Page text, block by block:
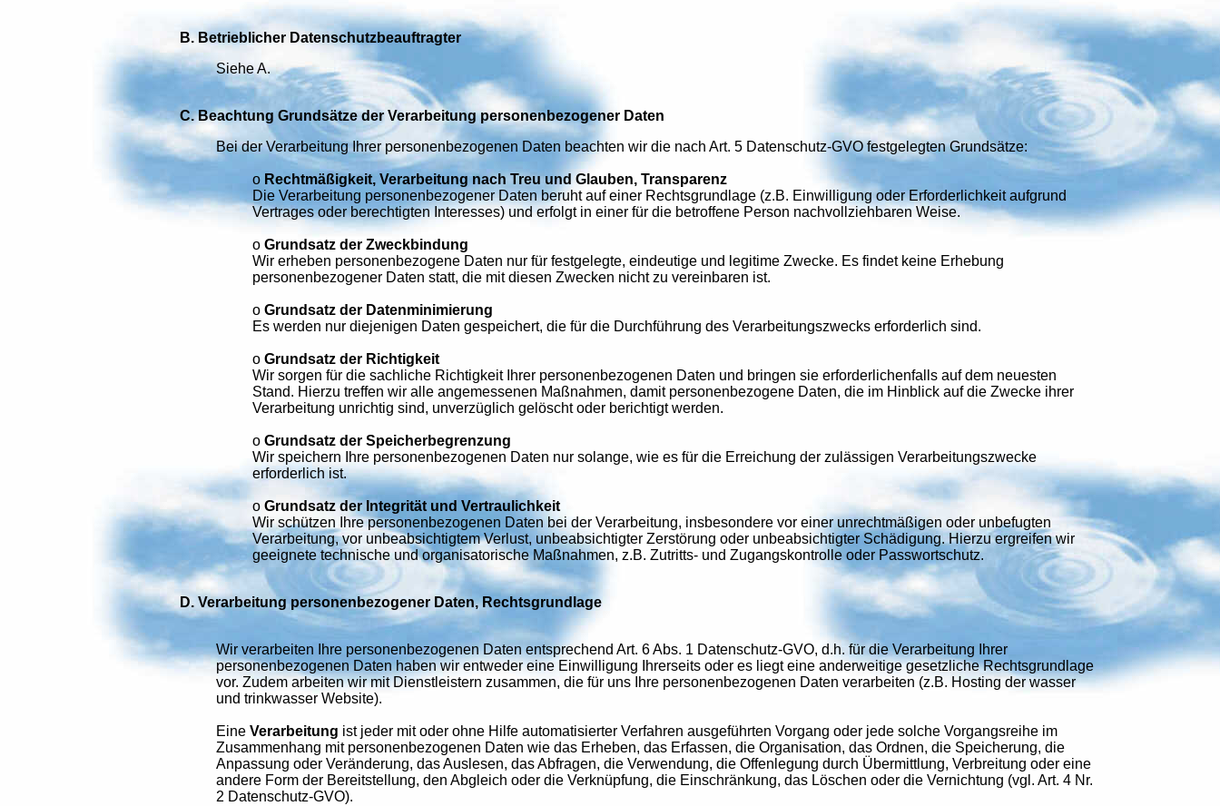
B. Betrieblicher Datenschutzbeauftragter
Siehe A.
C. Beachtung Grundsätze der Verarbeitung personenbezogener Daten
Bei der Verarbeitung Ihrer personenbezogenen Daten beachten wir die nach Art. 5 Datenschutz-GVO festgelegten Grundsätze:
o Rechtmäßigkeit, Verarbeitung nach Treu und Glauben, Transparenz
Die Verarbeitung personenbezogener Daten beruht auf einer Rechtsgrundlage (z.B. Einwilligung oder Erforderlichkeit aufgrund
Vertrages oder berechtigten Interesses) und erfolgt in einer für die betroffene Person nachvollziehbaren Weise.
o Grundsatz der Zweckbindung
Wir erheben personenbezogene Daten nur für festgelegte, eindeutige und legitime Zwecke. Es findet keine Erhebung
personenbezogener Daten statt, die mit diesen Zwecken nicht zu vereinbaren ist.
o Grundsatz der Datenminimierung
Es werden nur diejenigen Daten gespeichert, die für die Durchführung des Verarbeitungszwecks erforderlich sind.
o Grundsatz der Richtigkeit
Wir sorgen für die sachliche Richtigkeit Ihrer personenbezogenen Daten und bringen sie erforderlichenfalls auf dem neuesten
Stand. Hierzu treffen wir alle angemessenen Maßnahmen, damit personenbezogene Daten, die im Hinblick auf die Zwecke ihrer
Verarbeitung unrichtig sind, unverzüglich gelöscht oder berichtigt werden.
o Grundsatz der Speicherbegrenzung
Wir speichern Ihre personenbezogenen Daten nur solange, wie es für die Erreichung der zulässigen Verarbeitungszwecke
erforderlich ist.
o Grundsatz der Integrität und Vertraulichkeit
Wir schützen Ihre personenbezogenen Daten bei der Verarbeitung, insbesondere vor einer unrechtmäßigen oder unbefugten
Verarbeitung, vor unbeabsichtigtem Verlust, unbeabsichtigter Zerstörung oder unbeabsichtigter Schädigung. Hierzu ergreifen wir
geeignete technische und organisatorische Maßnahmen, z.B. Zutritts- und Zugangskontrolle oder Passwortschutz.
D. Verarbeitung personenbezogener Daten, Rechtsgrundlage
Wir verarbeiten Ihre personenbezogenen Daten entsprechend Art. 6 Abs. 1 Datenschutz-GVO, d.h. für die Verarbeitung Ihrer
personenbezogenen Daten haben wir entweder eine Einwilligung Ihrerseits oder es liegt eine anderweitige gesetzliche Rechtsgrundlage
vor. Zudem arbeiten wir mit Dienstleistern zusammen, die für uns Ihre personenbezogenen Daten verarbeiten (z.B. Hosting der wasser
und trinkwasser Website).
Eine Verarbeitung ist jeder mit oder ohne Hilfe automatisierter Verfahren ausgeführten Vorgang oder jede solche Vorgangsreihe im
Zusammenhang mit personenbezogenen Daten wie das Erheben, das Erfassen, die Organisation, das Ordnen, die Speicherung, die
Anpassung oder Veränderung, das Auslesen, das Abfragen, die Verwendung, die Offenlegung durch Übermittlung, Verbreitung oder eine
andere Form der Bereitstellung, den Abgleich oder die Verknüpfung, die Einschränkung, das Löschen oder die Vernichtung (vgl. Art. 4 Nr.
2 Datenschutz-GVO).